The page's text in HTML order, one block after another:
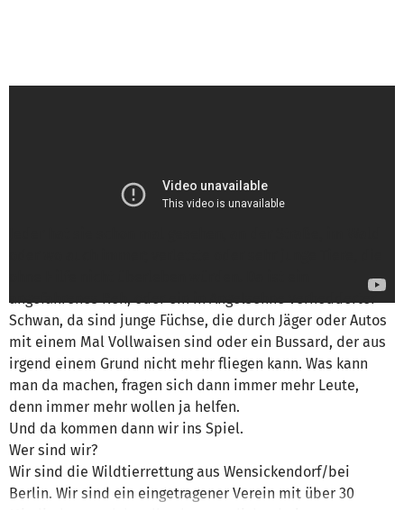
Nachricht schreiben
angefahrenes Reh, oder ein in Angelsehne verhedderter
Schwan, da sind junge Füchse, die durch Jäger oder Autos
mit einem Mal Vollwaisen sind oder ein Bussard, der aus
irgend einem Grund nicht mehr fliegen kann. Was kann
man da machen, fragen sich dann immer mehr Leute,
denn immer mehr wollen ja helfen.
Und da kommen dann wir ins Spiel.
Wer sind wir?
Wir sind die Wildtierrettung aus Wensickendorf/bei
Berlin. Wir sind ein eingetragener Verein mit über 30